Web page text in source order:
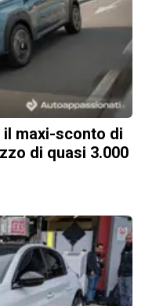
il maxi-sconto di
di quasi 3.000